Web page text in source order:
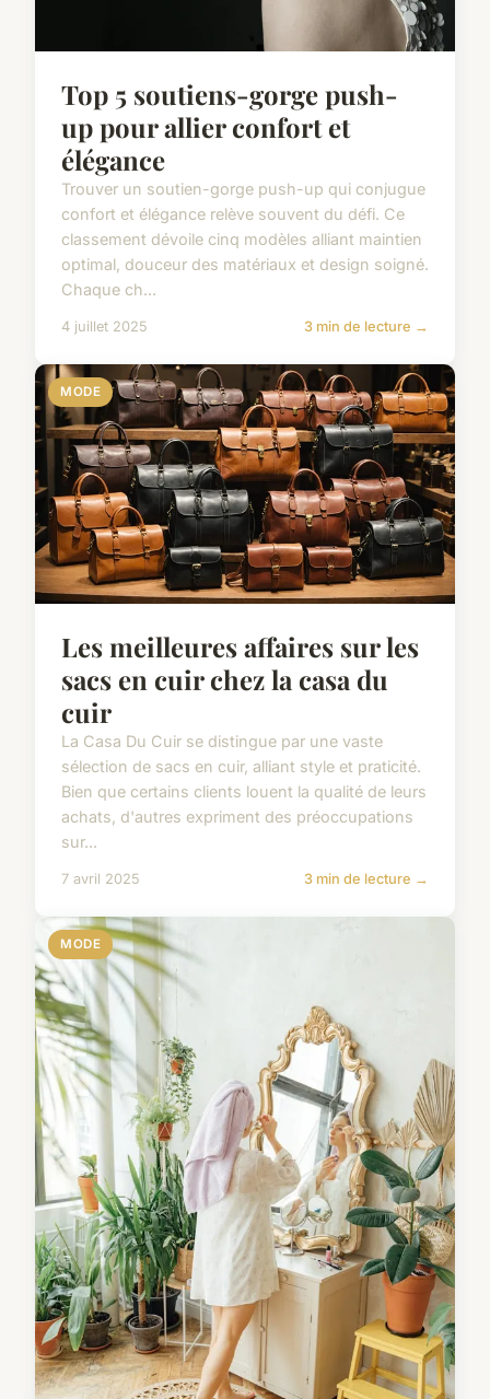
Top 5 soutiens-gorge push-
up pour allier confort et
élégance
Trouver un soutien-gorge push-up qui conjugue
confort et élégance relève souvent du défi. Ce
classement dévoile cinq modèles alliant maintien
optimal, douceur des matériaux et design soigné.
Chaque ch...
4 juillet 2025 3 min de lecture →
MODE
Les meilleures affaires sur les
sacs en cuir chez la casa du
cuir
La Casa Du Cuir se distingue par une vaste
sélection de sacs en cuir, alliant style et praticité.
Bien que certains clients louent la qualité de leurs
achats, d'autres expriment des préoccupations
sur...
7 avril 2025 3 min de lecture →
MODE